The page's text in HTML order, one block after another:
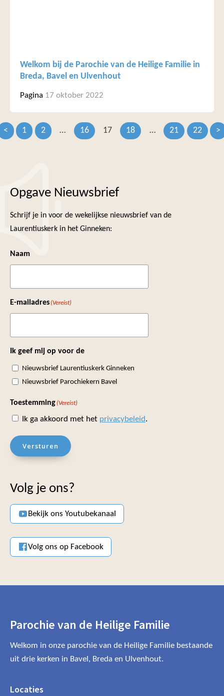
Welkom bij de Parochie van de Heilige Familie in
Breda, Bavel en Ulvenhout
Pagina 17 oktober 2022
< 1 2 … 16 17 18 … 21 22 >
Opgave Nieuwsbrief
Schrijf je in voor de wekelijkse nieuwsbrief van de
Laurentiuskerk in het Ginneken:
Naam
E-mailadres (Vereist)
Ik geef mij op voor de
Nieuwsbrief Laurentiuskerk Ginneken
Nieuwsbrief Parochiekern Bavel
Toestemming (Vereist)
Ik ga akkoord met het privacybeleid.
Versturen
Volg je ons?
Bekijk ons Youtubekanaal
Volg ons op Facebook
Parochie van de Heilige Familie
Welkom in onze parochie van de Heilige Familie bestaande
uit drie kerken in Bavel, Breda en Ulvenhout.
Locaties